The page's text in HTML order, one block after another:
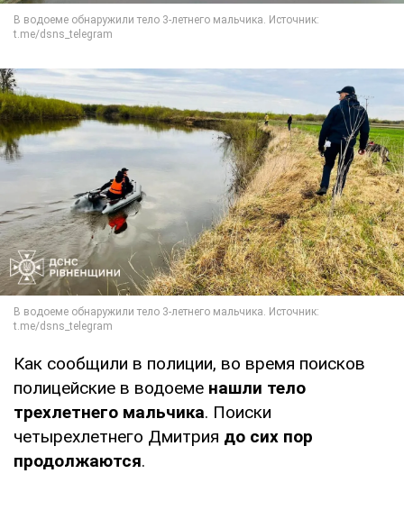
Как сообщили в полиции, во время поисков
полицейские в водоеме нашли тело
трехлетнего мальчика. Поиски
четырехлетнего Дмитрия до сих пор
продолжаются.